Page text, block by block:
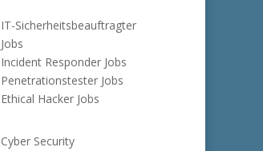
IT-Sicherheitsbeauftragter
Jobs
Incident Responder Jobs
Penetrationstester Jobs
Ethical Hacker Jobs
Cyber Security